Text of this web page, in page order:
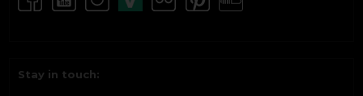
Stay in touch: